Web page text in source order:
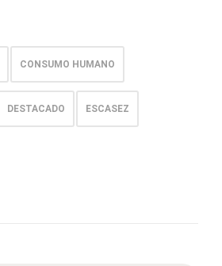
CONSUMO HUMANO
DESTACADO ESCASEZ